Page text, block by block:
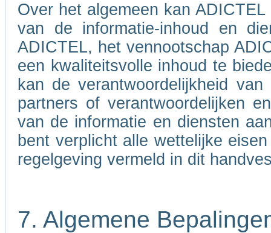
Over het algemeen kan
van de informatie-inhoud en
ADICTEL, het vennootschap
een kwaliteitsvolle inhoud te
kan de verantwoordelijkheid
partners of verantwoordelijken
van de informatie en diensten
bent verplicht alle wettelijke
regelgeving vermeld in dit
7. Algemene